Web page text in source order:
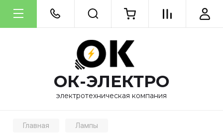
ОК-ЭЛЕКТРО
электротехническая компания
Главная Лампы